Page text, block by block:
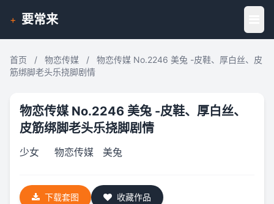
+ 要常来
首页 / 物恋传媒 /
物恋传媒 No.2246 美兔 -皮鞋、厚白丝、皮
筋绑脚老头乐挠脚剧情
物恋传媒 No.2246 美兔 -皮鞋、厚白丝、
皮筋绑脚老头乐挠脚剧情
少女 物恋传媒 美兔
下载套图 收藏作品